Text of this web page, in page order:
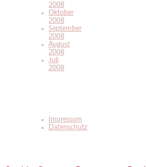
2008
Oktober
2008
September
2008
August
2008
Juli
2008
Impressum
Datenschutz